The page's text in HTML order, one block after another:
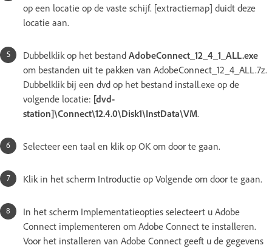
op een locatie op de vaste schijf. [extractiemap] duidt deze
locatie aan.
Dubbelklik op het bestand AdobeConnect_12_4_1_ALL.exe
om bestanden uit te pakken van AdobeConnect_12_4_ALL.7z.
Dubbelklik bij een dvd op het bestand install.exe op de
volgende locatie: [dvd-
station]\Connect\12.4.0\Disk1\InstData\VM.
Selecteer een taal en klik op OK om door te gaan.
Klik in het scherm Introductie op Volgende om door te gaan.
In het scherm Implementatieopties selecteert u Adobe
Connect implementeren om Adobe Connect te installeren.
Voor het installeren van Adobe Connect geeft u de gegevens